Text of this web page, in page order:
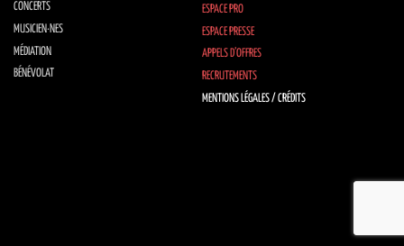
CONCERTS
MUSICIEN·NES
MÉDIATION
BÉNÉVOLAT
ESPACE PRO
ESPACE PRESSE
APPELS D’OFFRES
RECRUTEMENTS
MENTIONS LÉGALES / CRÉDITS